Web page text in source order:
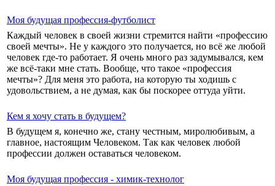
Моя будущая профессия-футболист
Каждый человек в своей жизни стремится найти «профессию
своей мечты». Не у каждого это получается, но всё же любой
человек где-то работает. Я очень много раз задумывался, кем
же всё-таки мне стать. Вообще, что такое «профессия
мечты»? Для меня это работа, на которую ты ходишь с
удовольствием, а не думая, как бы поскорее оттуда уйти.
Кем я хочу стать в будущем?
В будущем я, конечно же, стану честным, миролюбивым, а
главное, настоящим Человеком. Так как человек любой
профессии должен оставаться человеком.
Моя будущая профессия - химик-технолог